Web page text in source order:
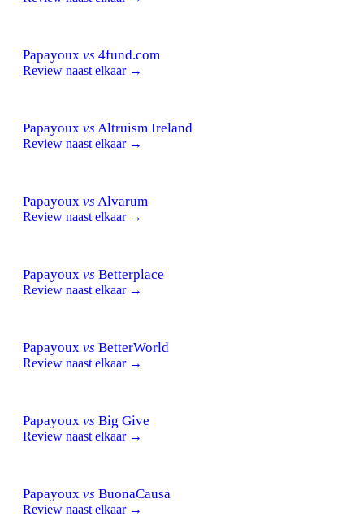
Papayoux vs 4fund.com
Review naast elkaar →
Papayoux vs Altruism Ireland
Review naast elkaar →
Papayoux vs Alvarum
Review naast elkaar →
Papayoux vs Betterplace
Review naast elkaar →
Papayoux vs BetterWorld
Review naast elkaar →
Papayoux vs Big Give
Review naast elkaar →
Papayoux vs BuonaCausa
Review naast elkaar →